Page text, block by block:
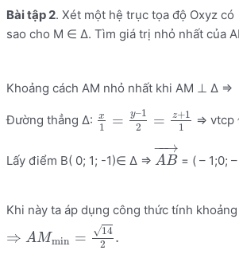
Bài tập 2. Xét một hệ trục tọa độ Oxyz
sao cho M ∈ Δ. Tìm giá trị nhỏ nhất của
Khoảng cách AM nhỏ nhất khi AM ⊥ Δ =>
Đường thẳng Δ: x
1 = y–1
2
= z+1
1
=> vtcp
Lấy điểm B( 0; 1; -1)∈ Δ => AB
−→
−
= ( – 1;0; –
Khi này ta áp dụng công thức tính
⇒ AMmin = 14
√
2
.